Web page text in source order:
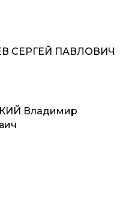
СЕРГЕЙ ПАВЛОВИЧ
Владимир